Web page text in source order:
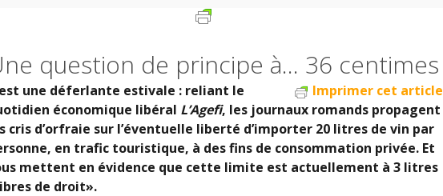
question de principe à… 36 centimes
Imprimer cet article
une déferlante estivale : reliant le
économique libéral L’Agefi, les journaux romands propagent
cris d’orfraie sur l’éventuelle liberté d’importer 20 litres de vin par
en trafic touristique, à des fins de consommation privée. Et
mettent en évidence que cette limite est actuellement à 3 litres
de droit».